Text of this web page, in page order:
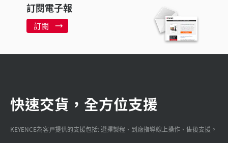
訂閱電子報
訂閱
快速交貨，全方位支援
KEYENCE為客戸提供的支援包括: 選擇製程、到廠指導線上操作、售後支援。